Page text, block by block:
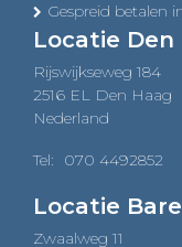
Gespreid betalen
Locatie Den
Rijswijkseweg 184
2516 EL Den Haag
Nederland
Tel: 070 4492852
Locatie
Zwaalweg 11